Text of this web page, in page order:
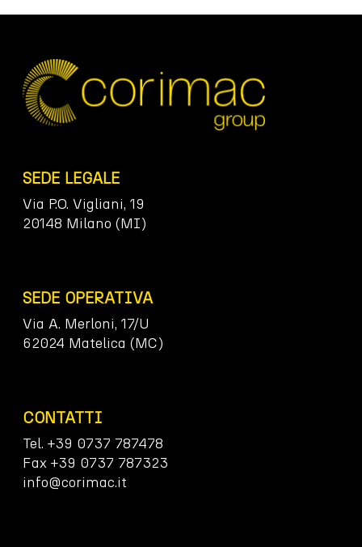
SEDE LEGALE
Via P.O. Vigliani, 19
20148 Milano (MI)
SEDE OPERATIVA
Via A. Merloni, 17/U
62024 Matelica (MC)
CONTATTI
Tel. +39 0737 787478
Fax +39 0737 787323
info@corimac.it